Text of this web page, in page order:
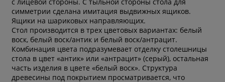
симметрии сделана имитация выдвижных ящиков.
Ящики на шариковых направляющих.
Стол производится в трех цветовых вариантах: белый
воск, белый воск/антик и белый воск/антрацит.
Комбинация цвета подразумевает отделку столешницы
стола в цвет «антик» или «антрацит» (серый), остальная
часть изделия в цвете «белый воск». Структура
древесины под покрытием просматривается, что